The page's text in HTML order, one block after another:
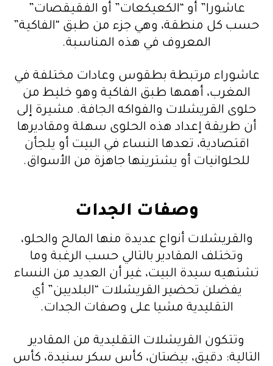
عاشورا” أو “الكعيكعات” أو الفقيقصات”
حسب كل منطقة، وهي جزء من طبق “الفاكية”
المعروف في هذه المناسبة.
عاشوراء مرتبطة بطقوس وعادات مختلفة في
المغرب، أهمها طبق الفاكية وهو خليط من
حلوى القريشلات والفواكه الجافة. مشيرة إلى
أن طريقة إعداد هذه الحلوى سهلة ومقاديرها
اقتصادية، تعدها النساء في البيت أو يلجأن
للحلوانيات أو يشترينها جاهزة من الأسواق.
وصفات الجدات
والقريشلات أنواع عديدة منها المالح والحلو،
وتختلف المقادير بالتالي حسب الرغبة وما
تشتهيه سيدة البيت، غير أن العديد من النساء
يفضلن تحضير القريشلات “البلديين” أي
التقليدية مشيا على وصفات الجدات.
وتتكون القريشلات التقليدية من المقادير
التالية: دقيق، بيضتان، كأس سكر سنيدة، كأس